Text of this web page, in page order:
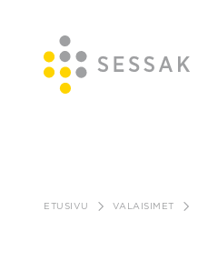
sisältöönETUSIVU VALAISIMET